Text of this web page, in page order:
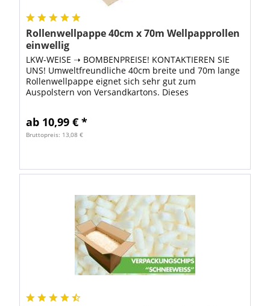
Rollenwellpappe 40cm x 70m Wellpapprollen
einwellig
LKW-WEISE ➝ BOMBENPREISE! KONTAKTIEREN SIE
UNS! Umweltfreundliche 40cm breite und 70m lange
Rollenwellpappe eignet sich sehr gut zum
Auspolstern von Versandkartons. Dieses
ab 10,99 € *
Bruttopreis: 13,08 €